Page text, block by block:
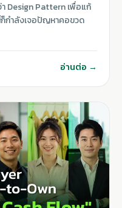
Design Pattern เพื่อแก้
กำลังเจอปัญหาคอขวด
อ่านต่อ →